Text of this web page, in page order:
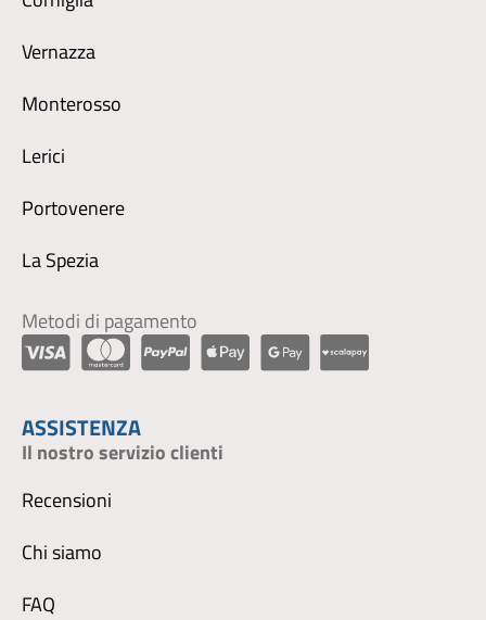
Vernazza
Monterosso
Lerici
Portovenere
La Spezia
Metodi di pagamento
ASSISTENZA
Il nostro servizio clienti
Recensioni
Chi siamo
FAQ